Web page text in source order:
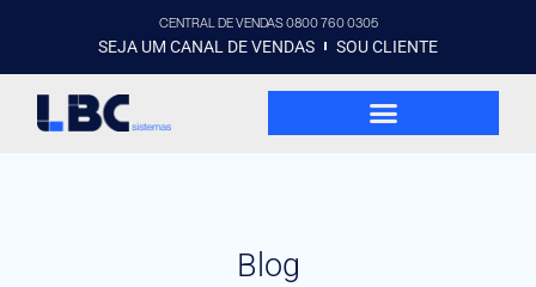
CENTRAL DE VENDAS 0800 760 0305
SEJA UM CANAL DE VENDAS SOU CLIENTE
Blog